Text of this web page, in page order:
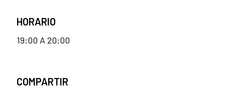
HORARIO
19:00 A 20:00
COMPARTIR